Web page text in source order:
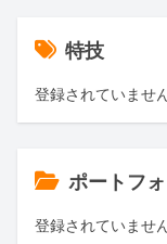
特技
登録されていませ
ポートフ
登録されていませ